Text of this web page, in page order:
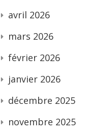
avril 2026
mars 2026
février 2026
janvier 2026
décembre 2025
novembre 2025